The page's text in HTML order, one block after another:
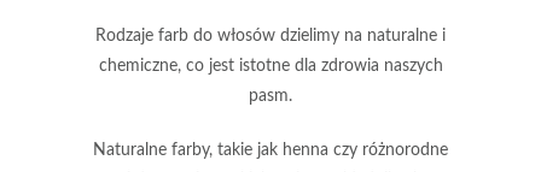
Rodzaje farb do włosów dzielimy na naturalne i
chemiczne, co jest istotne dla zdrowia naszych
pasm.
Naturalne farby, takie jak henna czy różnorodne